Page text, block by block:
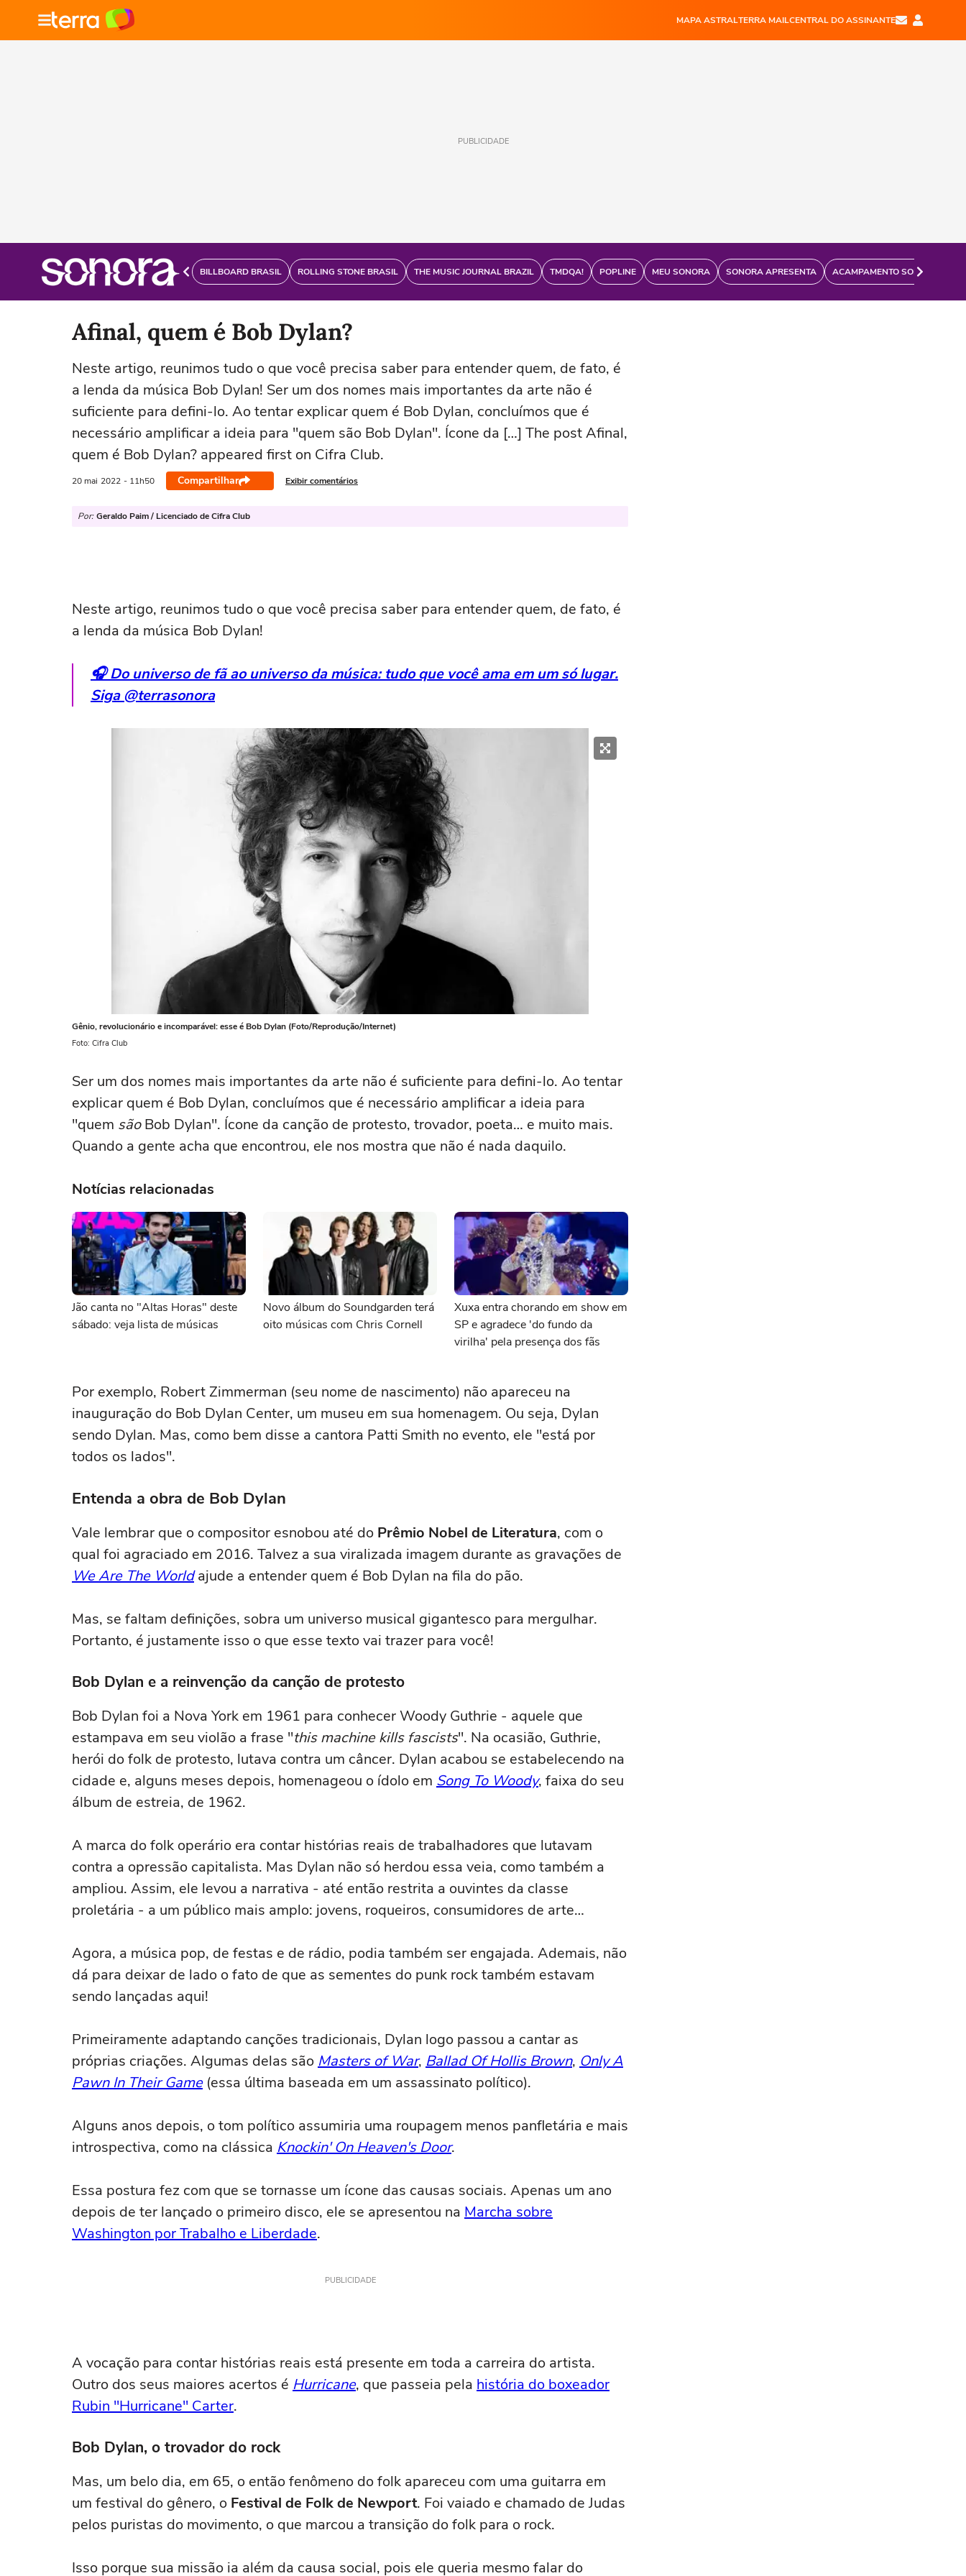
MAPA ASTRALTERRA MAILCENTRAL DO ASSINANTE
PUBLICIDADE
BILLBOARD BRASIL ROLLING STONE BRASIL THE MUSIC JOURNAL BRAZIL TMDQA! POPLINE MEU SONORA SONORA APRESENTA ACAMPAMENTO SONORA
Afinal, quem é Bob Dylan?
Neste artigo, reunimos tudo o que você precisa saber para entender quem, de fato, é
a lenda da música Bob Dylan! Ser um dos nomes mais importantes da arte não é
suficiente para defini-lo. Ao tentar explicar quem é Bob Dylan, concluímos que é
necessário amplificar a ideia para "quem são Bob Dylan". Ícone da […] The post Afinal,
quem é Bob Dylan? appeared first on Cifra Club.
20 mai 2022 - 11h50 Compartilhar Exibir comentários
Por: Geraldo Paim / Licenciado de Cifra Club
Neste artigo, reunimos tudo o que você precisa saber para entender quem, de fato, é
a lenda da música Bob Dylan!
🎧 Do universo de fã ao universo da música: tudo que você ama em um só lugar.
Siga @terrasonora
Gênio, revolucionário e incomparável: esse é Bob Dylan (Foto/Reprodução/Internet)
Foto: Cifra Club
Ser um dos nomes mais importantes da arte não é suficiente para defini-lo. Ao tentar
explicar quem é Bob Dylan, concluímos que é necessário amplificar a ideia para
"quem sãoBob Dylan". Ícone da canção de protesto, trovador, poeta… e muito mais.
Quando a gente acha que encontrou, ele nos mostra que não é nada daquilo.
Notícias relacionadas
Jão canta no "Altas Horas" deste
sábado: veja lista de músicas
Novo álbum do Soundgarden terá
oito músicas com Chris Cornell
Xuxa entra chorando em show em
SP e agradece 'do fundo da
virilha' pela presença dos fãs
Por exemplo, Robert Zimmerman (seu nome de nascimento) não apareceu na
inauguração do Bob Dylan Center, um museu em sua homenagem. Ou seja, Dylan
sendo Dylan. Mas, como bem disse a cantora Patti Smith no evento, ele "está por
todos os lados".
Entenda a obra de Bob Dylan
Vale lembrar que o compositor esnobou até do Prêmio Nobel de Literatura, com o
qual foi agraciado em 2016. Talvez a sua viralizada imagem durante as gravações de
We Are The Worldajude a entender quem é Bob Dylan na fila do pão.
Mas, se faltam definições, sobra um universo musical gigantesco para mergulhar.
Portanto, é justamente isso o que esse texto vai trazer para você!
Bob Dylan e a reinvenção da canção de protesto
Bob Dylan foi a Nova York em 1961 para conhecer Woody Guthrie - aquele que
estampava em seu violão a frase "this machine kills fascists". Na ocasião, Guthrie,
herói do folk de protesto, lutava contra um câncer. Dylan acabou se estabelecendo na
cidade e, alguns meses depois, homenageou o ídolo em Song To Woody, faixa do seu
álbum de estreia, de 1962.
A marca do folk operário era contar histórias reais de trabalhadores que lutavam
contra a opressão capitalista. Mas Dylan não só herdou essa veia, como também a
ampliou. Assim, ele levou a narrativa - até então restrita a ouvintes da classe
proletária - a um público mais amplo: jovens, roqueiros, consumidores de arte…
Agora, a música pop, de festas e de rádio, podia também ser engajada. Ademais, não
dá para deixar de lado o fato de que as sementes do punk rock também estavam
sendo lançadas aqui!
Primeiramente adaptando canções tradicionais, Dylan logo passou a cantar as
próprias criações. Algumas delas são Masters of War, Ballad Of Hollis Brown, Only A
Pawn In Their Game(essa última baseada em um assassinato político).
Alguns anos depois, o tom político assumiria uma roupagem menos panfletária e mais
introspectiva, como na clássica Knockin' On Heaven's Door.
Essa postura fez com que se tornasse um ícone das causas sociais. Apenas um ano
depois de ter lançado o primeiro disco, ele se apresentou na Marcha sobre
Washington por Trabalho e Liberdade.
PUBLICIDADE
A vocação para contar histórias reais está presente em toda a carreira do artista.
Outro dos seus maiores acertos é Hurricane, que passeia pela história do boxeador
Rubin "Hurricane" Carter.
Bob Dylan, o trovador do rock
Mas, um belo dia, em 65, o então fenômeno do folk apareceu com uma guitarra em
um festival do gênero, o Festival de Folk de Newport. Foi vaiado e chamado de Judas
pelos puristas do movimento, o que marcou a transição do folk para o rock.
Isso porque sua missão ia além da causa social, pois ele queria mesmo falar do